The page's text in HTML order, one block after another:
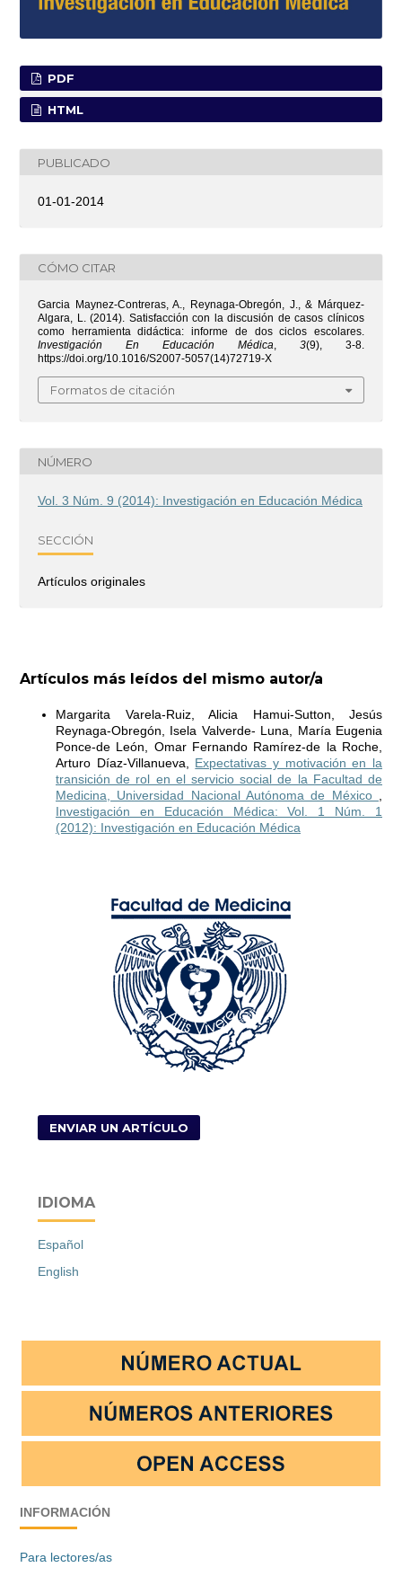
PDF
HTML
PUBLICADO
01-01-2014
CÓMO CITAR
Garcia Maynez-Contreras, A., Reynaga-Obregón, J., & Márquez-
Algara, L. (2014). Satisfacción con la discusión de casos clínicos
como herramienta didáctica: informe de dos ciclos escolares.
Investigación En Educación Médica, 3(9), 3-8.
https://doi.org/10.1016/S2007-5057(14)72719-X
Formatos de citación
NÚMERO
Vol. 3 Núm. 9 (2014): Investigación en Educación Médica
SECCIÓN
Artículos originales
Artículos más leídos del mismo autor/a
Margarita Varela-Ruiz, Alicia Hamui-Sutton, Jesús
Reynaga-Obregón, Isela Valverde- Luna, María Eugenia
Ponce-de León, Omar Fernando Ramírez-de la Roche,
Arturo Díaz-Villanueva, Expectativas y motivación en la
transición de rol en el servicio social de la Facultad de
Medicina, Universidad Nacional Autónoma de México ,
Investigación en Educación Médica: Vol. 1 Núm. 1
(2012): Investigación en Educación Médica
ENVIAR UN ARTÍCULO
IDIOMA
Español
English
INFORMACIÓN
Para lectores/as